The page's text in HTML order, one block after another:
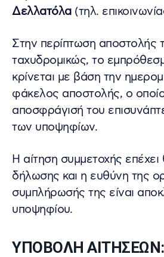
Δελλατόλα(τηλ.
Στην περίπτωση αποστολής
ταχυδρομικώς, το
κρίνεται με βάση την
φάκελος αποστολής, ο
αποσφράγισή του
των υποψηφίων.
Η αίτηση συμμετοχής
δήλωσης και η ευθύνη της
συμπλήρωσής της είναι
υποψηφίου.
ΥΠΟΒΟΛΗ ΑΙΤΗΣΕΩΝ: